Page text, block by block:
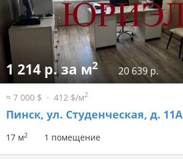
1 214 р. за м2 20 639 р.
≈ 7 000 $ 412 $/м2
Пинск, ул. Студенческая, д. 11А
17 м2 1 помещение